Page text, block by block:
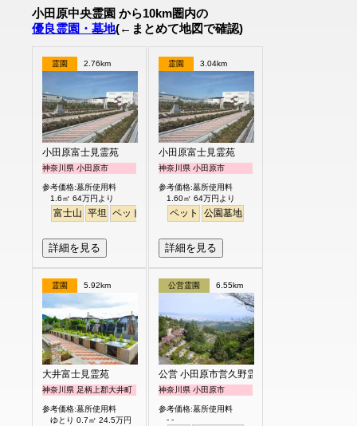
小田原中央霊園 から10km圏内の
優良霊園・墓地(←まとめて地図で確認)
霊園 2.76km
小田原富士見霊苑
神奈川県 小田原市
参考価格:墓所使用料
1.6㎡ 64万円より
富士山 平坦 ペット 公園墓地
詳細を見る
霊園 3.04km
小田原富士見霊苑
神奈川県 小田原市
参考価格:墓所使用料
1.60㎡ 64万円より
ペット 公園墓地
詳細を見る
霊園 5.92km
大井富士見霊苑
神奈川県 足柄上郡大井町
参考価格:墓所使用料
ゆとり 0.7㎡ 24.5万円
公営霊園 6.55km
公営 小田原市営久野霊園
神奈川県 小田原市
参考価格:墓所使用料
- -